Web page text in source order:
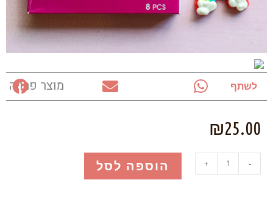
מוצר פרווה לשתף
₪25.00
-
+ הוספה לסל